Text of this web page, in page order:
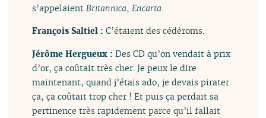
s’appelaient Britannica, Encarta
François Saltiel :C’étaient des cédéroms.
Jérôme Hergueux :Des CD qu’on vendait à prix
d’or, ça coûtait très cher. Je peux le dire
maintenant, quand j’étais ado, je devais pirater
ça, ça coûtait trop cher ! Et puis ça perdait sa
pertinence très rapidement parce qu’il fallait